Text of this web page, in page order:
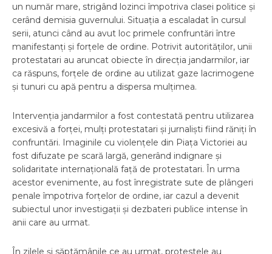
un număr mare, strigând lozinci împotriva clasei politice și
cerând demisia guvernului. Situația a escaladat în cursul
serii, atunci când au avut loc primele confruntări între
manifestanți și forțele de ordine. Potrivit autorităților, unii
protestatari au aruncat obiecte în direcția jandarmilor, iar
ca răspuns, forțele de ordine au utilizat gaze lacrimogene
și tunuri cu apă pentru a dispersa mulțimea.
Intervenția jandarmilor a fost contestată pentru utilizarea
excesivă a forței, mulți protestatari și jurnaliști fiind răniți în
confruntări. Imaginile cu violențele din Piața Victoriei au
fost difuzate pe scară largă, generând indignare și
solidaritate internațională față de protestatari. În urma
acestor evenimente, au fost înregistrate sute de plângeri
penale împotriva forțelor de ordine, iar cazul a devenit
subiectul unor investigații și dezbateri publice intense în
anii care au urmat.
În zilele și săptămânile ce au urmat, protestele au